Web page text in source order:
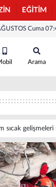
EĞİTİM
Cuma
Arama